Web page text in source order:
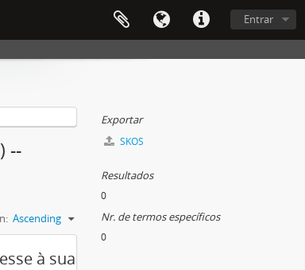
Entrar
--
Ascending
à sua
Exportar
SKOS
Resultados
0
Nr. de termos específicos
0